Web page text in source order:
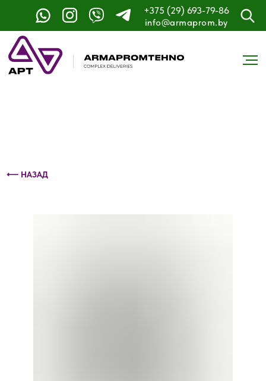
+375 (29) 693-79-86
info@armaprom.by
Контактный телефон: +375 (29) 693-79-86
⟵ НАЗАД